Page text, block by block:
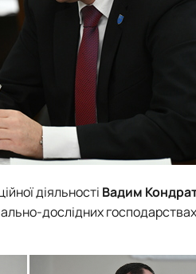
діяльності Вадим
дослідних